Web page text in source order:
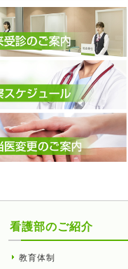
看護部のご紹介
教育体制